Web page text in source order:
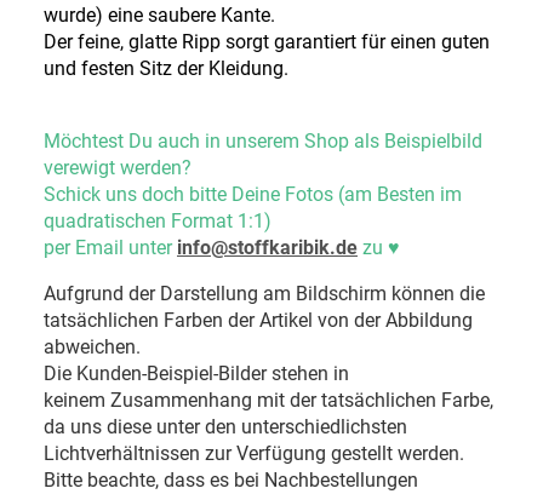
wurde) eine saubere Kante.
Der feine, glatte Ripp sorgt garantiert für einen guten
und festen Sitz der Kleidung.
Möchtest Du auch in unserem Shop als Beispielbild
verewigt werden?
Schick uns doch bitte Deine Fotos (am Besten im
quadratischen Format 1:1)
per Email unter info@stoffkaribik.de zu ♥
Aufgrund der Darstellung am Bildschirm können die
tatsächlichen Farben der Artikel von der Abbildung
abweichen.
Die Kunden-Beispiel-Bilder stehen in
keinem Zusammenhang mit der tatsächlichen Farbe,
da uns diese unter den unterschiedlichsten
Lichtverhältnissen zur Verfügung gestellt werden.
Bitte beachte, dass es bei Nachbestellungen